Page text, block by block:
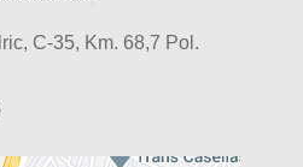
C-35, Km. 68,7 Pol.